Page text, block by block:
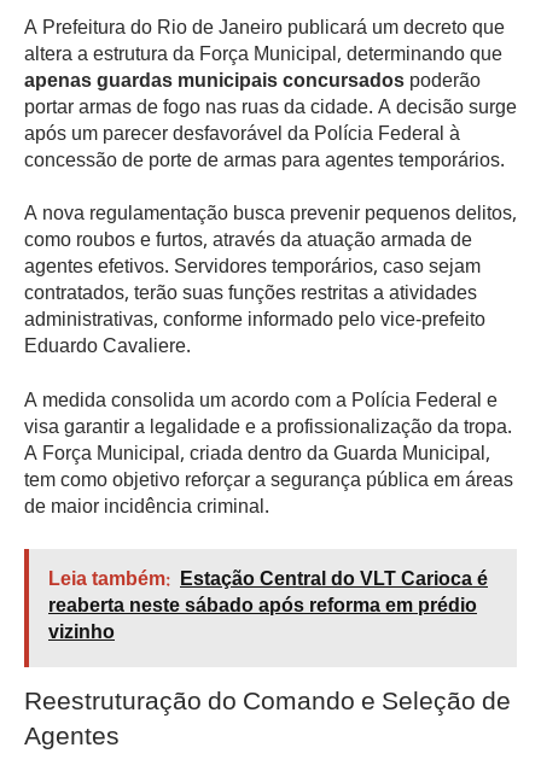
A Prefeitura do Rio de Janeiro publicará um decreto que
altera a estrutura da Força Municipal, determinando que
apenas guardas municipais concursadospoderão
portar armas de fogo nas ruas da cidade. A decisão surge
após um parecer desfavorável da Polícia Federal à
concessão de porte de armas para agentes temporários.
A nova regulamentação busca prevenir pequenos delitos,
como roubos e furtos, através da atuação armada de
agentes efetivos. Servidores temporários, caso sejam
contratados, terão suas funções restritas a atividades
administrativas, conforme informado pelo vice-prefeito
Eduardo Cavaliere.
A medida consolida um acordo com a Polícia Federal e
visa garantir a legalidade e a profissionalização da tropa.
A Força Municipal, criada dentro da Guarda Municipal,
tem como objetivo reforçar a segurança pública em áreas
de maior incidência criminal.
Leia também: Estação Central do VLT Carioca é
reaberta neste sábado após reforma em prédio
vizinho
Reestruturação do Comando e Seleção de
Agentes